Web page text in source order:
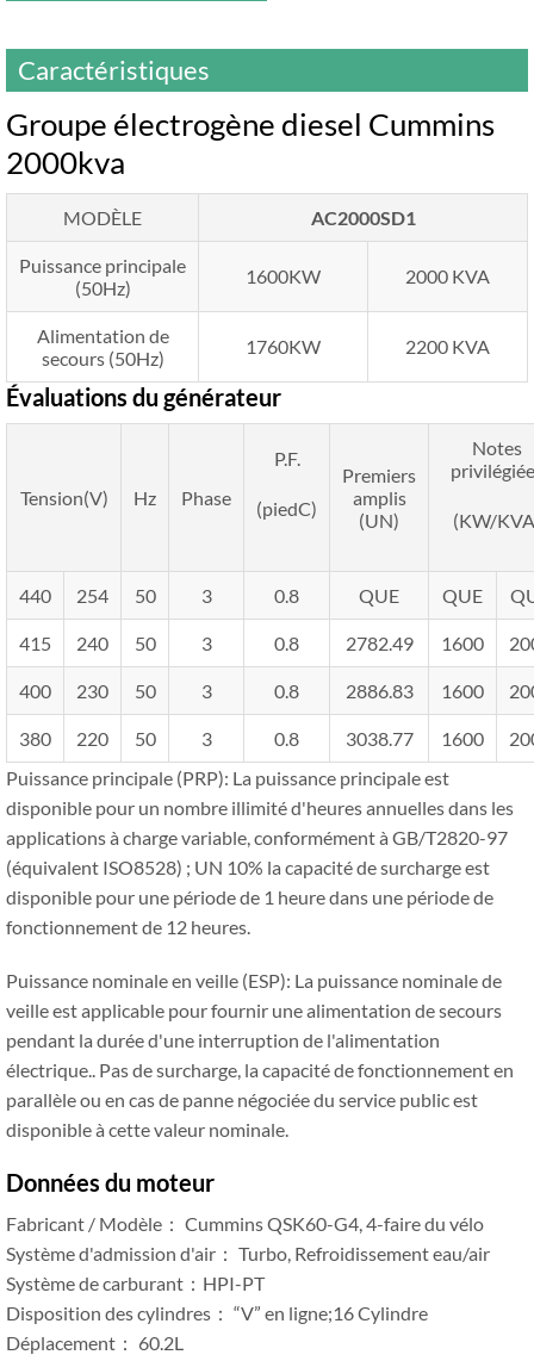
Caractéristiques
Groupe électrogène diesel Cummins
2000kva
MODÈLE AC2000SD1
Puissance principale
(50Hz)
1600KW 2000 KVA
Alimentation de
secours (50Hz)
1760KW 2200 KVA
Évaluations du générateur
Tension(V) Hz Phase
P.F.
(piedC)
Premiers
amplis
(UN)
Notes
(KW/
440 254 50 3 0.8 QUE QUE
415 240 50 3 0.8 2782.49 1600
400 230 50 3 0.8 2886.83 1600
380 220 50 3 0.8 3038.77 1600
Puissance principale (PRP): La puissance principale est
disponible pour un nombre illimité d'heures annuelles dans les
applications à charge variable, conformément à GB/T2820-97
(équivalent ISO8528) ; UN 10% la capacité de surcharge est
disponible pour une période de 1 heure dans une période de
fonctionnement de 12 heures.
Puissance nominale en veille (ESP): La puissance nominale de
veille est applicable pour fournir une alimentation de secours
pendant la durée d'une interruption de l'alimentation
électrique.. Pas de surcharge, la capacité de fonctionnement en
parallèle ou en cas de panne négociée du service public est
disponible à cette valeur nominale.
Données du moteur
Fabricant / Modèle： Cummins QSK60-G4, 4-faire du vélo
Système d'admission d'air： Turbo, Refroidissement eau/air
Système de carburant：HPI-PT
Disposition des cylindres： “V” en ligne;16 Cylindre
Déplacement： 60.2L